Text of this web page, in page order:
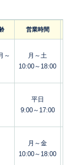
営業時間
～
月～土
10:00～18:00
平日
9:00～17:00
月～金
10:00～18:00